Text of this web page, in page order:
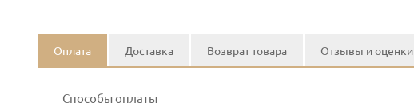
Оплата Доставка Возврат товара Отзывы и оценки
Способы оплаты